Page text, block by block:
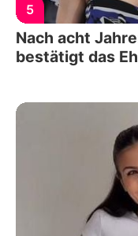
5
Nach acht
bestätigt das